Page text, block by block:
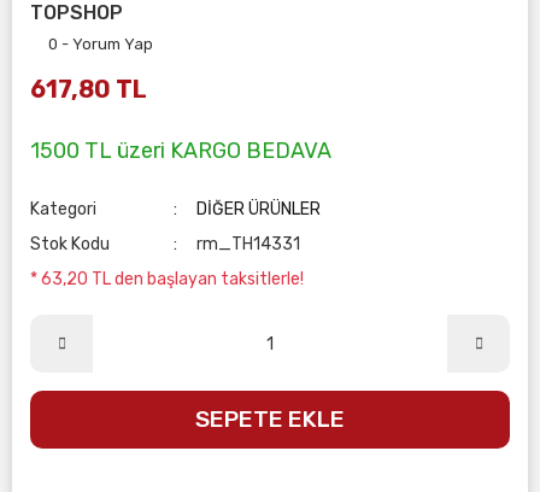
TOPSHOP
0 - Yorum Yap
617,80 TL
1500 TL üzeri KARGO BEDAVA
Kategori
DİĞER ÜRÜNLER
Stok Kodu
rm_TH14331
* 63,20 TL den başlayan taksitlerle!
SEPETE EKLE